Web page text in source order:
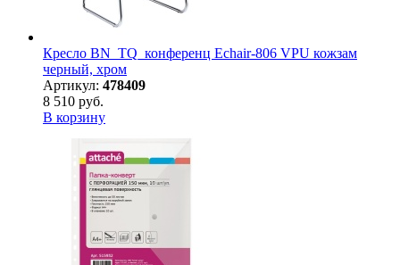
Кресло BN_TQ_конференц Echair-806 VPU кожзам
черный, хром
Артикул: 478409
8 510 руб.
В корзину